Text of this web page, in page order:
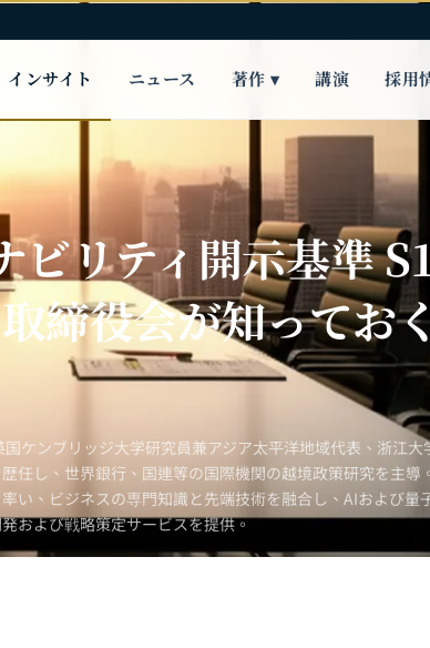
インサイト ニュース 著作 ▾ 講演 採用
ビリティ開示基準
締役会が知ってお
ケンブリッジ大学研究員兼アジア太平洋地域代表、浙江大
任し、世界銀行、国連等の国際機関の越境政策研究を主導
い、ビジネスの専門知識と先端技術を融合し、AIおよび量
および戦略策定サービスを提供。